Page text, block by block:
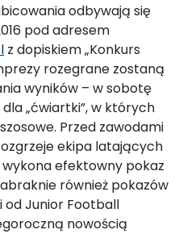
odbywają się
pod adresem
z dopiskiem „Konkurs
rozegrane zostaną
wyników – w sobotę
dla „ćwiartki”, w których
Przed zawodami
ekipa latających
efektowny pokaz
również pokazów
od Junior Football
nowością